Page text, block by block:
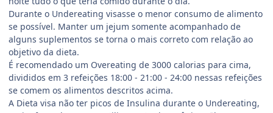
Durante o Undereating visasse o menor consumo de alimento
se possível. Manter um jejum somente acompanhado de
alguns suplementos se torna o mais correto com relação ao
objetivo da dieta.
É recomendado um Overeating de 3000 calorias para cima,
divididos em 3 refeições 18:00 - 21:00 - 24:00 nessas refeições
se comem os alimentos descritos acima.
A Dieta visa não ter picos de Insulina durante o Undereating,